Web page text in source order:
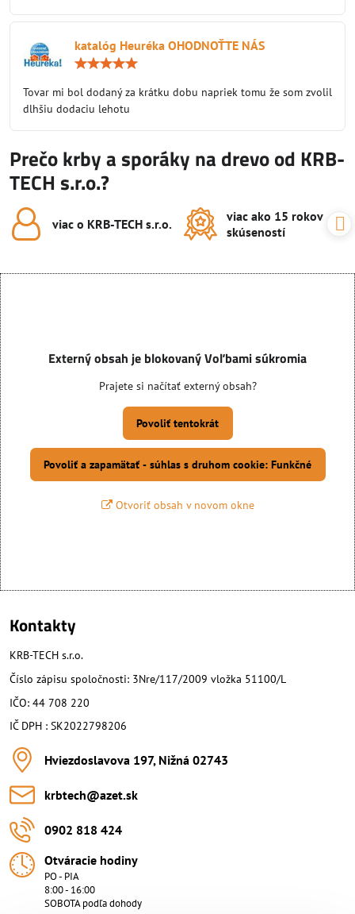
katalóg Heuréka OHODNOŤTE NÁS
5
Tovar mi bol dodaný za krátku dobu napriek tomu že som zvolil
dlhšiu dodaciu lehotu
Prečo krby a sporáky na drevo od KRB-
TECH s.r.o.?
viac o KRB-TECH s​.r​.o​.
viac ako 15 rokov
skúseností
Externý obsah je blokovaný Voľbami súkromia
Prajete si načítať externý obsah?
Povoliť tentokrát
Povoliť a zapamätať - súhlas s druhom cookie: Funkčné
Otvoriť obsah v novom okne
Kontakty
KRB-TECH s.r.o.
Číslo zápisu spoločnosti: 3Nre/117/2009 vložka 51100/L
IČO: 44 708 220
IČ DPH : SK2022798206
Hviezdoslavova 197, Nižná 02743
krbtech​@azet​.sk
0902 818 424
Otváracie hodiny
PO - PIA
8:00 - 16:00
SOBOTA podľa dohody